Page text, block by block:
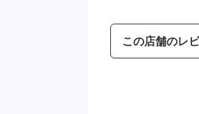
この店舗のレ